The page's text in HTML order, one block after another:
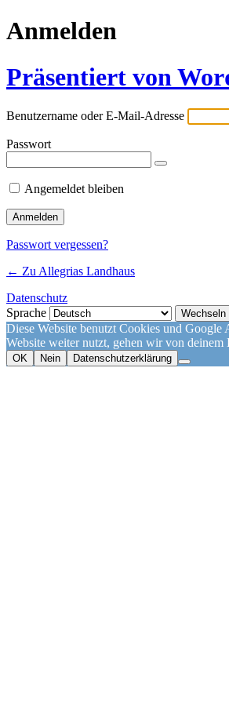
Anmelden
Präsentiert von
Benutzername oder E-Mail-Adresse
Passwort
Angemeldet bleiben
Passwort vergessen?
← Zu Allegrias Landhaus
Datenschutz
Sprache
Diese Website benutzt Cookies und Google
Website weiter nutzt, gehen wir von deinem
OK Nein Datenschutzerklärung